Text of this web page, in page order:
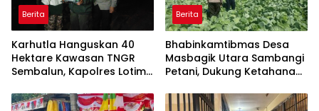
Berita
Karhutla Hanguskan 40
Hektare Kawasan TNGR
Sembalun, Kapolres Lotim
Api
Berita
Bhabinkamtibmas Desa
Masbagik Utara Sambangi
Petani, Dukung Ketahanan
Pangan